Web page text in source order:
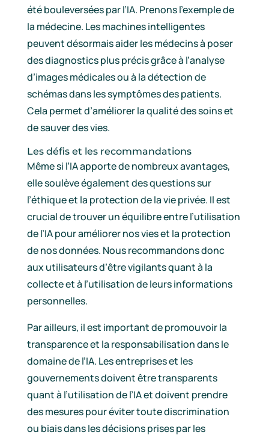
été bouleversées par l’IA. Prenons l’exemple de
la médecine. Les machines intelligentes
peuvent désormais aider les médecins à poser
des diagnostics plus précis grâce à l’analyse
d’images médicales ou à la détection de
schémas dans les symptômes des patients.
Cela permet d’améliorer la qualité des soins et
de sauver des vies.
Les défis et les recommandations
Même si l’IA apporte de nombreux avantages,
elle soulève également des questions sur
l’éthique et la protection de la vie privée. Il est
crucial de trouver un équilibre entre l’utilisation
de l’IA pour améliorer nos vies et la protection
de nos données. Nous recommandons donc
aux utilisateurs d’être vigilants quant à la
collecte et à l’utilisation de leurs informations
personnelles.
Par ailleurs, il est important de promouvoir la
transparence et la responsabilisation dans le
domaine de l’IA. Les entreprises et les
gouvernements doivent être transparents
quant à l’utilisation de l’IA et doivent prendre
des mesures pour éviter toute discrimination
ou biais dans les décisions prises par les